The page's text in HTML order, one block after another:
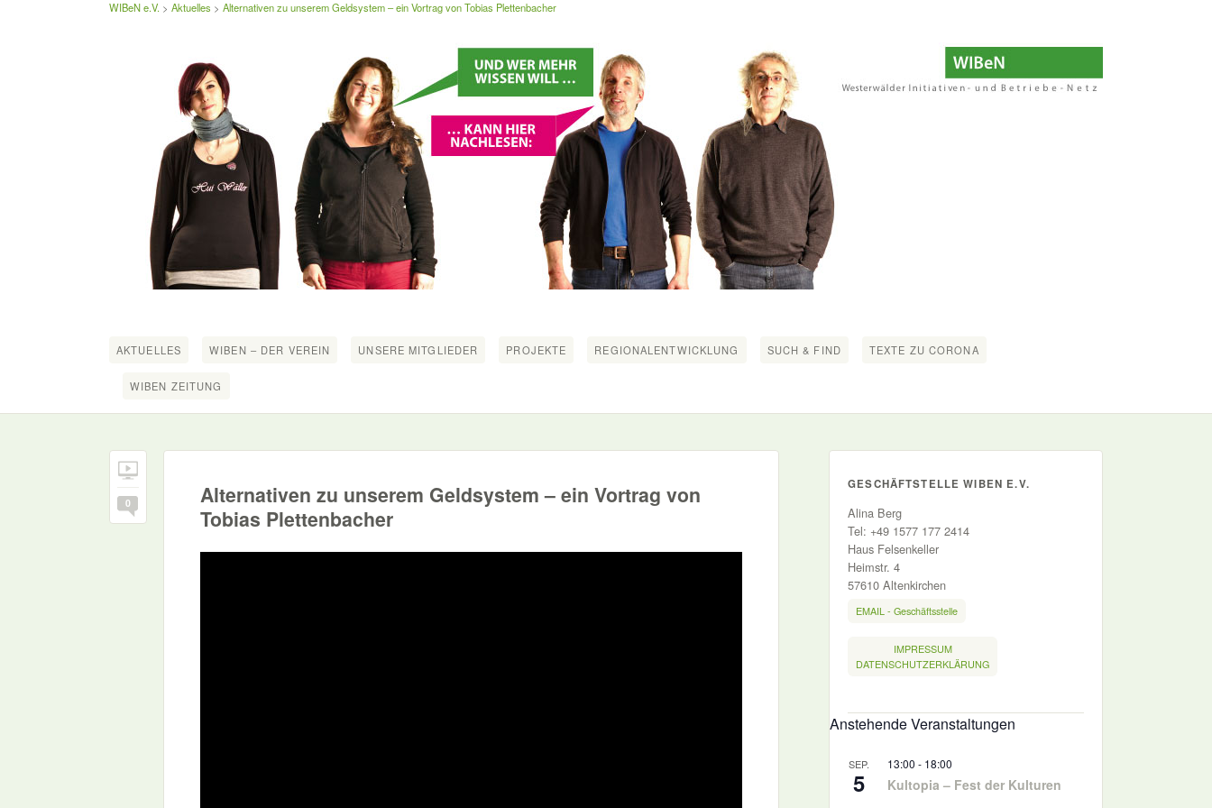
WIBeN e.V. > Aktuelles > Alternativen zu unserem Geldsystem – ein Vortrag von Tobias Plettenbacher
AKTUELLES WIBEN – DER VEREIN UNSERE MITGLIEDER PROJEKTE REGIONALENTWICKLUNG SUCH & FIND TEXTE ZU CORONA
WIBEN ZEITUNG
0
Alternativen zu unserem Geldsystem – ein Vortrag von
Tobias Plettenbacher
GESCHÄFTSTELLE WIBEN E.V.
Alina Berg
Tel: +49 1577 177 2414
Haus Felsenkeller
Heimstr. 4
57610 Altenkirchen
EMAIL - Geschäftsstelle
IMPRESSUM
DATENSCHUTZERKLÄRUNG
Anstehende Veranstaltungen
SEP.
5
13:00 - 18:00
Kultopia – Fest der Kulturen